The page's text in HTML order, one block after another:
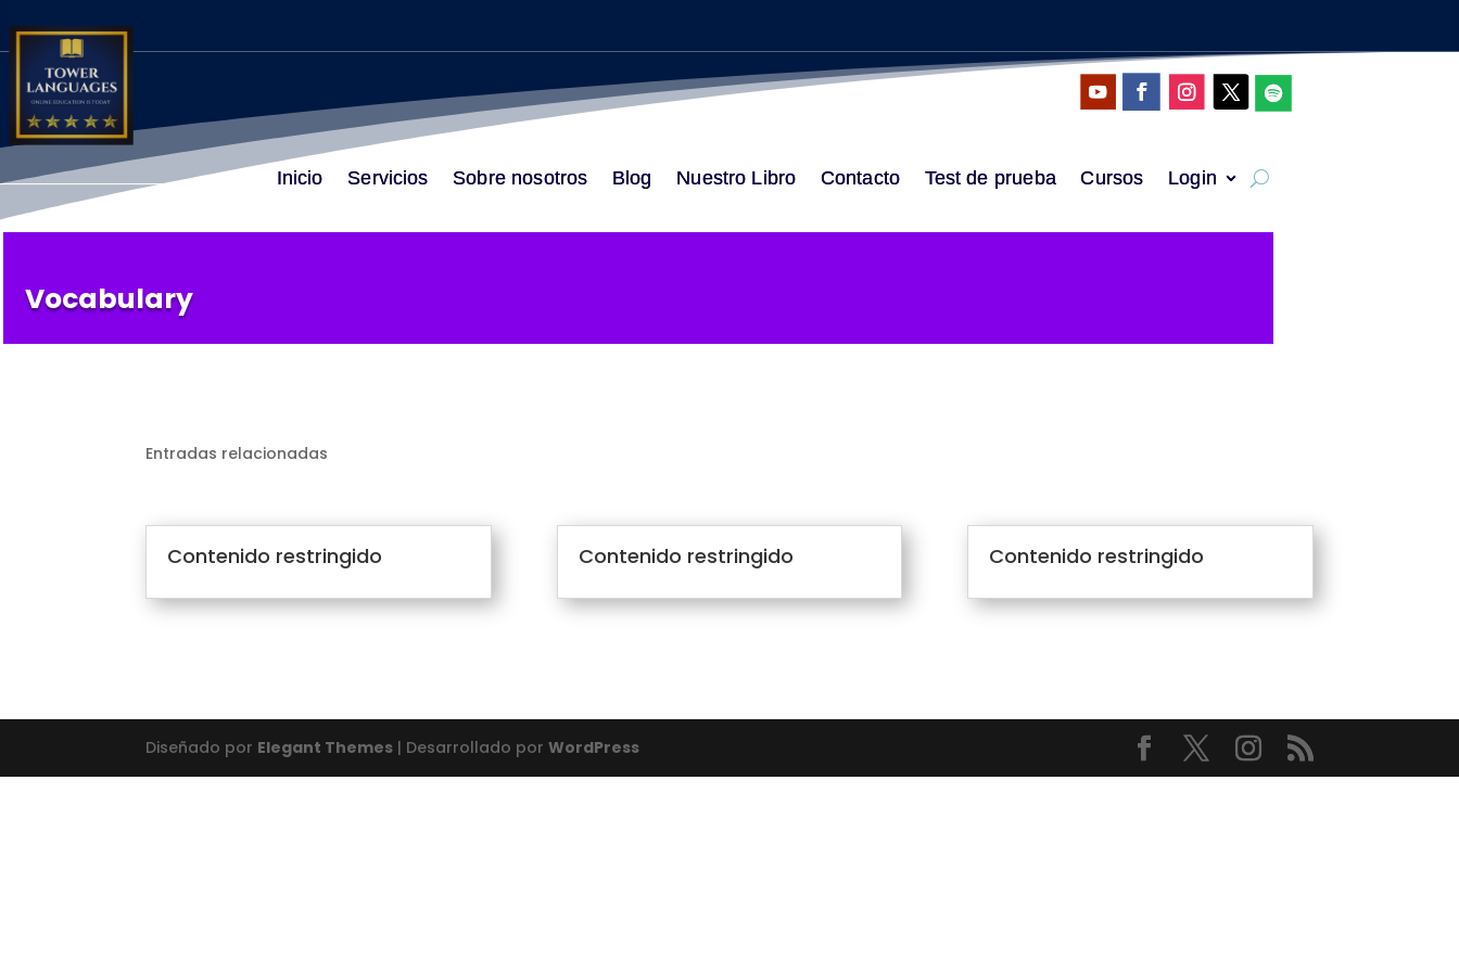
Inicio Servicios Sobre nosotros Blog Nuestro Libro Contacto Test de prueba Cursos Login
Vocabulary
Entradas relacionadas
Contenido restringido Contenido restringido Contenido restringido
Diseñado por Elegant Themes | Desarrollado porWordPress